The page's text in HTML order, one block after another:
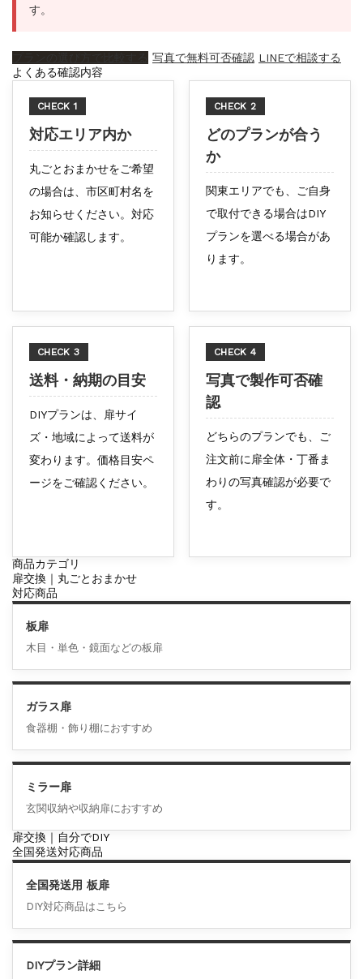
す。
写真で無料可否確認 LINEで相談する
よくある確認内容
CHECK 1
対応エリア内か
丸ごとおまかせをご希望
の場合は、市区町村名を
お知らせください。対応
可能か確認します。
CHECK 2
どのプランが合う
か
関東エリアでも、ご自身
で取付できる場合はDIY
プランを選べる場合があ
ります。
CHECK 3
送料・納期の目安
DIYプランは、扉サイ
ズ・地域によって送料が
変わります。価格目安ペ
ージをご確認ください。
CHECK 4
写真で製作可否確
認
どちらのプランでも、ご
注文前に扉全体・丁番ま
わりの写真確認が必要で
す。
商品カテゴリ
扉交換｜丸ごとおまかせ
対応商品
板扉
木目・単色・鏡面などの板扉
ガラス扉
食器棚・飾り棚におすすめ
ミラー扉
玄関収納や収納扉におすすめ
扉交換｜自分でDIY
全国発送対応商品
全国発送用 板扉
DIY対応商品はこちら
DIYプラン詳細